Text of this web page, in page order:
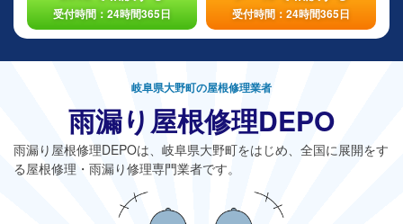
受付時間：24時間365日 受付時間：24時間365日
岐阜県大野町の屋根修理業者
雨漏り屋根修理DEPO
雨漏り屋根修理DEPOは、岐阜県大野町をはじめ、全国に展開をす
る屋根修理・雨漏り修理専門業者です。